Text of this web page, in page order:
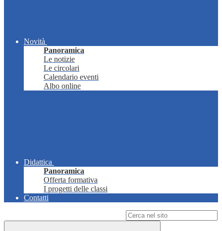
Novità
Panoramica
Le notizie
Le circolari
Calendario eventi
Albo online
Didattica
Panoramica
Offerta formativa
I progetti delle classi
Contatti